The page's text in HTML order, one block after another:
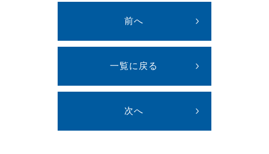
前へ
一覧に戻る
次へ